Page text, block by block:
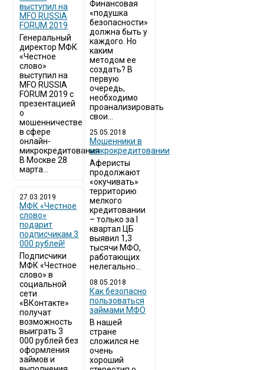
выступил на
MFO RUSSIA
FORUM 2019
Генеральный
директор МФК
«Честное
слово»
выступил на
MFO RUSSIA
FORUM 2019 с
презентацией
о
мошенничестве
в сфере
онлайн-
микрокредитования
В Москве 28
марта...
27.03.2019
МФК «Честное
слово»
подарит
подписчикам 3
000 рублей!
Подписчики
МФК «Честное
слово» в
социальной
сети
«ВКонтакте»
получат
возможность
выиграть 3
000 рублей без
оформления
займов и
Финансовая
«подушка
безопасности»
должна быть у
каждого. Но
каким
методом ее
создать? В
первую
очередь,
необходимо
проанализировать
свои...
25.05.2018
Мошенники в
микрокредитовании
Аферисты
продолжают
«окучивать»
территорию
мелкого
кредитовании
– только за I
квартал ЦБ
выявил 1,3
тысячи МФО,
работающих
нелегально...
08.05.2018
Как безопасно
пользоваться
займами МФО
В нашей
стране
сложился не
очень
хороший